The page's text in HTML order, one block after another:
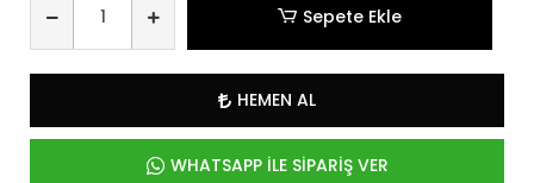
Sepete Ekle
HEMEN AL
WHATSAPP İLE SİPARİŞ VER